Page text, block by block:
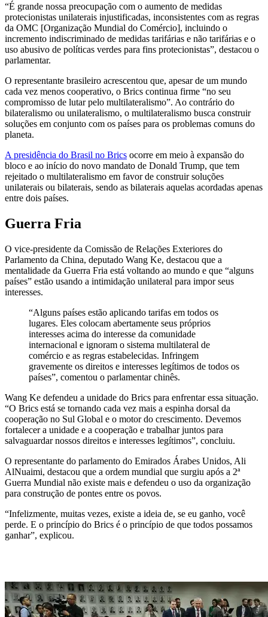
“É grande nossa preocupação com o aumento de medidas
protecionistas unilaterais injustificadas, inconsistentes com as regras
da OMC [Organização Mundial do Comércio], incluindo o
incremento indiscriminado de medidas tarifárias e não tarifárias e o
uso abusivo de políticas verdes para fins protecionistas”, destacou o
parlamentar.
O representante brasileiro acrescentou que, apesar de um mundo
cada vez menos cooperativo, o Brics continua firme “no seu
compromisso de lutar pelo multilateralismo”. Ao contrário do
bilateralismo ou unilateralismo, o multilateralismo busca construir
soluções em conjunto com os países para os problemas comuns do
planeta.
A presidência do Brasil no Brics ocorre em meio à expansão do
bloco e ao início do novo mandato de Donald Trump, que tem
rejeitado o multilateralismo em favor de construir soluções
unilaterais ou bilaterais, sendo as bilaterais aquelas acordadas apenas
entre dois países.
Guerra Fria
O vice-presidente da Comissão de Relações Exteriores do
Parlamento da China, deputado Wang Ke, destacou que a
mentalidade da Guerra Fria está voltando ao mundo e que “alguns
países” estão usando a intimidação unilateral para impor seus
interesses.
“Alguns países estão aplicando tarifas em todos os
lugares. Eles colocam abertamente seus próprios
interesses acima do interesse da comunidade
internacional e ignoram o sistema multilateral de
comércio e as regras estabelecidas. Infringem
gravemente os direitos e interesses legítimos de todos os
países”, comentou o parlamentar chinês.
Wang Ke defendeu a unidade do Brics para enfrentar essa situação.
“O Brics está se tornando cada vez mais a espinha dorsal da
cooperação no Sul Global e o motor do crescimento. Devemos
fortalecer a unidade e a cooperação e trabalhar juntos para
salvaguardar nossos direitos e interesses legítimos”, concluiu.
O representante do parlamento do Emirados Árabes Unidos, Ali
AlNuaimi, destacou que a ordem mundial que surgiu após a 2ª
Guerra Mundial não existe mais e defendeu o uso da organização
para construção de pontes entre os povos.
“Infelizmente, muitas vezes, existe a ideia de, se eu ganho, você
perde. E o princípio do Brics é o princípio de que todos possamos
ganhar”, explicou.